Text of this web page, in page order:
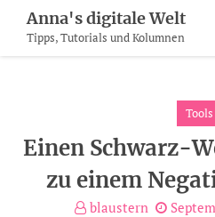
Content
Anna's digitale Welt
Tipps, Tutorials und Kolumnen
Tools
Einen Schwarz-
zu einem
blaustern